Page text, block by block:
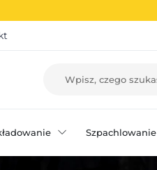
Szpachlowanie